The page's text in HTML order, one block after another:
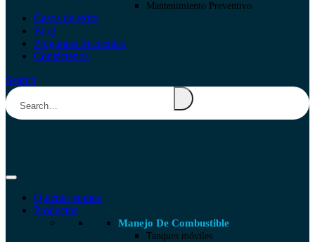
Mantenimiento Preventivo
Casos de éxito
Blog
Preguntas frecuentes
Contáctenos
Search
Quiénes somos
Productos
Manejo De Combustible
Tanques móviles